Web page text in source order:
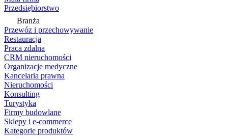
Przedsiębiorstwo
Branża
Przewóz i przechowywanie
Restauracja
Praca zdalna
CRM nieruchomości
Organizacje medyczne
Kancelaria prawna
Nieruchomości
Konsulting
Turystyka
Firmy budowlane
Sklepy i e-commerce
Kategorie produktów